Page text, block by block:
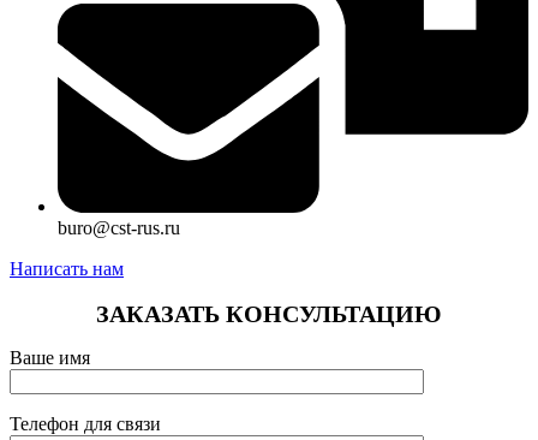
buro@cst-rus.ru
Написать нам
ЗАКАЗАТЬ КОНСУЛЬТАЦИЮ
Ваше имя
Телефон для связи